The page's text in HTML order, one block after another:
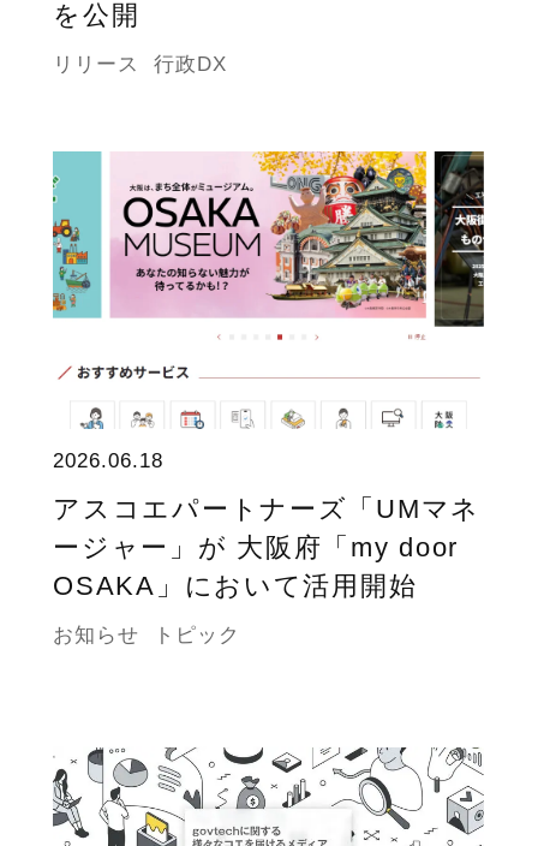
を公開
リリース 行政DX
2026.06.18
アスコエパートナーズ「UMマネ
ージャー」が 大阪府「my door
OSAKA」において活用開始
お知らせ トピック